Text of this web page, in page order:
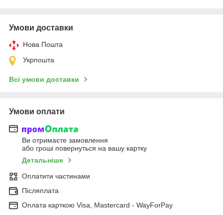
Умови доставки
Нова Пошта
Укрпошта
Всі умови доставки
Умови оплати
Ви отримаєте замовлення
або гроші повернуться на вашу картку
Детальніше
Оплатити частинами
Післяплата
Оплата карткою Visa, Mastercard - WayForPay